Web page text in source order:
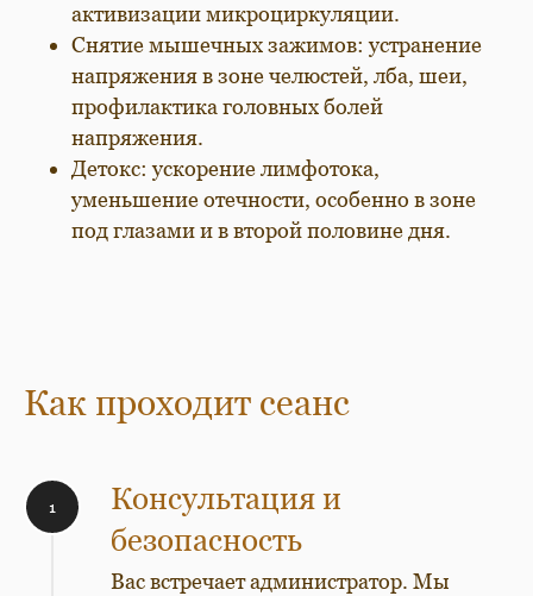
активизации микроциркуляции.
Снятие мышечных зажимов: устранение
напряжения в зоне челюстей, лба, шеи,
профилактика головных болей
напряжения.
Детокс: ускорение лимфотока,
уменьшение отечности, особенно в зоне
под глазами и в второй половине дня.
Как проходит сеанс
Консультация и
безопасность
Вас встречает администратор. Мы